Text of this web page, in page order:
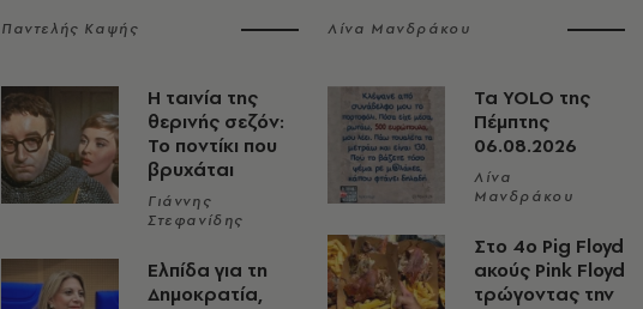
Παντελής Καψής
Η ταινία της
θερινής σεζόν:
Το ποντίκι που
βρυχάται
Γιάννης
Στεφανίδης
Ελπίδα για τη
Δημοκρατία,
Λίνα Μανδράκου
Τα YOLO της
Πέμπτης
06.08.2026
Λίνα
Μανδράκου
Στο 4ο Pig Floyd
ακούς Pink Floyd
τρώγοντας την